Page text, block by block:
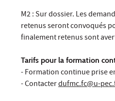
M2 : Sur dossier. Les
retenus seront convoqués
finalement retenus sont
Tarifs pour la formation
- Formation continue prise
- Contacterdufmc.fc@u-